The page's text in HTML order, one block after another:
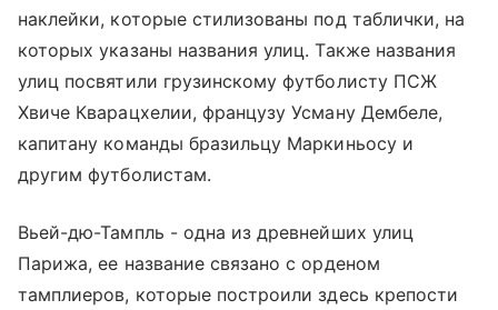
наклейки, которые стилизованы под таблички, на
которых указаны названия улиц. Также названия
улиц посвятили грузинскому футболисту ПСЖ
Хвиче Кварацхелии, французу Усману Дембеле,
капитану команды бразильцу Маркиньосу и
другим футболистам.
Вьей-дю-Тампль - одна из древнейших улиц
Парижа, ее название связано с орденом
тамплиеров, которые построили здесь крепости